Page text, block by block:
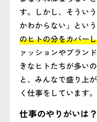
す。しかし、そうい
かわからない」とい
のヒトの分をカバー
ァッションやブラン
きなヒトたちが多い
と、みんなで盛り上
く仕事をしています。
仕事のやりがいは？